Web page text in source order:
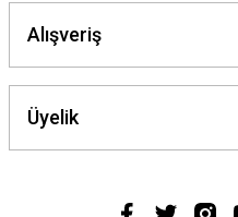
Alışveriş
Üyelik